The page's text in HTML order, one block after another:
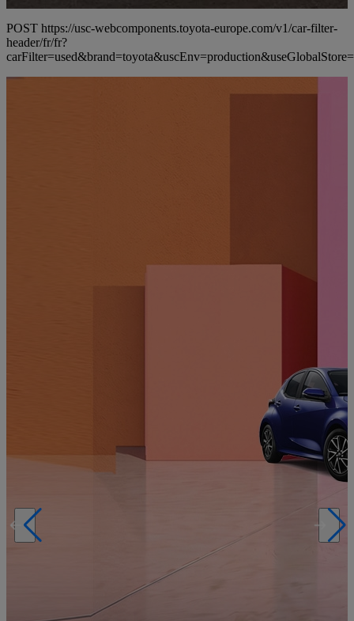
POST https://usc-webcomponents.toyota-europe.com/v1/car-filter-
header/fr/fr?